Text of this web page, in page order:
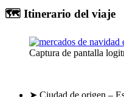
🗺️ Itinerario del viaje
Captura de pantalla
➤ Ciudad de origen –